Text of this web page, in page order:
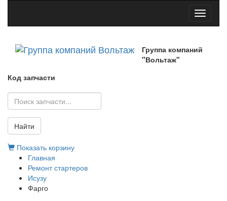
Toggle
Группа компаний
"Вольтаж"
Код запчасти
Найти
Показать корзину
Главная
Ремонт стартеров
Исузу
Фарго